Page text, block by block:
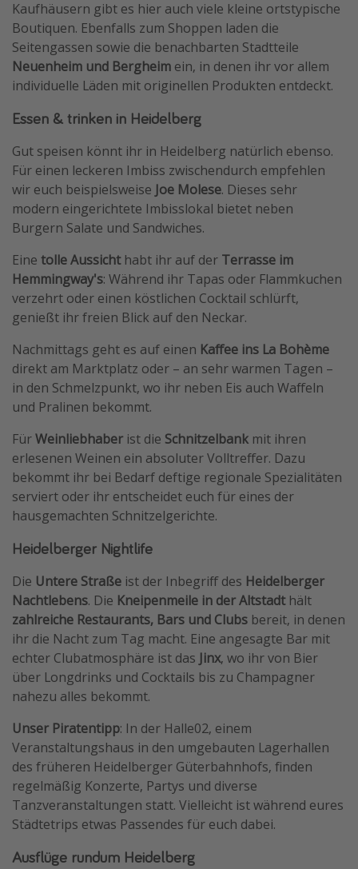
Kaufhäusern gibt es hier auch viele kleine ortstypische
Boutiquen. Ebenfalls zum Shoppen laden die
Seitengassen sowie die benachbarten Stadtteile
Neuenheim und Bergheim ein, in denen ihr vor allem
individuelle Läden mit originellen Produkten entdeckt.
Essen & trinken in Heidelberg
Gut speisen könnt ihr in Heidelberg natürlich ebenso.
Für einen leckeren Imbiss zwischendurch empfehlen
wir euch beispielsweise Joe Molese. Dieses sehr
modern eingerichtete Imbisslokal bietet neben
Burgern Salate und Sandwiches.
Eine tolle Aussichthabt ihr auf der Terrasse im
Hemmingway's: Während ihr Tapas oder Flammkuchen
verzehrt oder einen köstlichen Cocktail schlürft,
genießt ihr freien Blick auf den Neckar.
Nachmittags geht es auf einen Kaffee ins La Bohème
direkt am Marktplatz oder – an sehr warmen Tagen –
in den Schmelzpunkt, wo ihr neben Eis auch Waffeln
und Pralinen bekommt.
FürWeinliebhaber ist die Schnitzelbank mit ihren
erlesenen Weinen ein absoluter Volltreffer. Dazu
bekommt ihr bei Bedarf deftige regionale Spezialitäten
serviert oder ihr entscheidet euch für eines der
hausgemachten Schnitzelgerichte.
Heidelberger Nightlife
Die Untere Straße ist der Inbegriff des Heidelberger
Nachtlebens. Die Kneipenmeile in der Altstadthält
zahlreiche Restaurants, Bars und Clubs bereit, in denen
ihr die Nacht zum Tag macht. Eine angesagte Bar mit
echter Clubatmosphäre ist das Jinx, wo ihr von Bier
über Longdrinks und Cocktails bis zu Champagner
nahezu alles bekommt.
Unser Piratentipp: In der Halle02, einem
Veranstaltungshaus in den umgebauten Lagerhallen
des früheren Heidelberger Güterbahnhofs, finden
regelmäßig Konzerte, Partys und diverse
Tanzveranstaltungen statt. Vielleicht ist während eures
Städtetrips etwas Passendes für euch dabei.
Ausflüge rundum Heidelberg